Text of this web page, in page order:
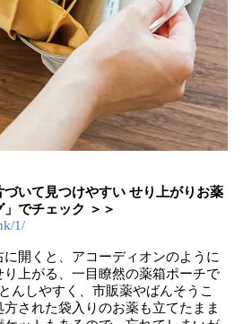
いて見つけやすい せり上がりお薬
でチェック ＞＞
1/
開くと、アコーディオンのように
上がる、一目瞭然の薬箱ポーチで
んしやすく、市販薬やばんそうこ
された袋入りのお薬も立てたまま